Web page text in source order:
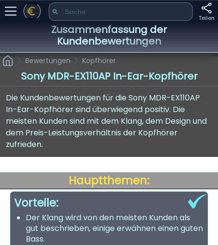
Teilen
Zusammenfassung der
Kundenbewertungen
Bewertungen Kopfhörer
Sony MDR-EX110AP In-Ear-Kopfhörer
Die Kundenbewertungen für die Sony MDR-EX110AP
In-Ear-Kopfhörer sind überwiegend positiv. Die
meisten Kunden sind mit dem Klang, dem Design und
dem Preis-Leistungsverhältnis der Kopfhörer
zufrieden.
Hauptthemen:
Vorteile:
Der Klang wird von den meisten Kunden als
gut beschrieben, einige erwähnen einen guten
Bass.